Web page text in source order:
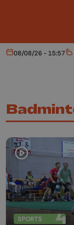
Aujourd'hui
08/08/26 - 15:57
SPORTS